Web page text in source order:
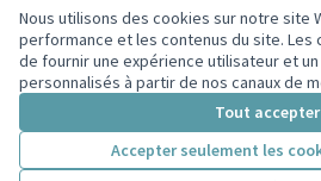
Nous utilisons des cookies sur notre site
performance et les contenus du site.
de fournir une expérience utilisateur et
personnalisés à partir de nos canaux de
Tout accepter
Accepter seulement les
Conditions d'utilisation
Paramètres des cookies
Participez Villeurbanne sur X
(Lien externe)
Participez Villeurbanne sur Facebook
Participez Villeurbanne sur
Participez Villeurbanne sur
(Lien externe)